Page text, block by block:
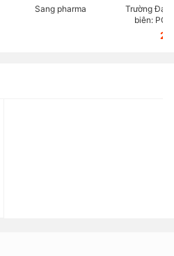
chẹn beta trong thực tế
Sang pharma
KHOA
LỰC
giảng
Trường Đại
biên: